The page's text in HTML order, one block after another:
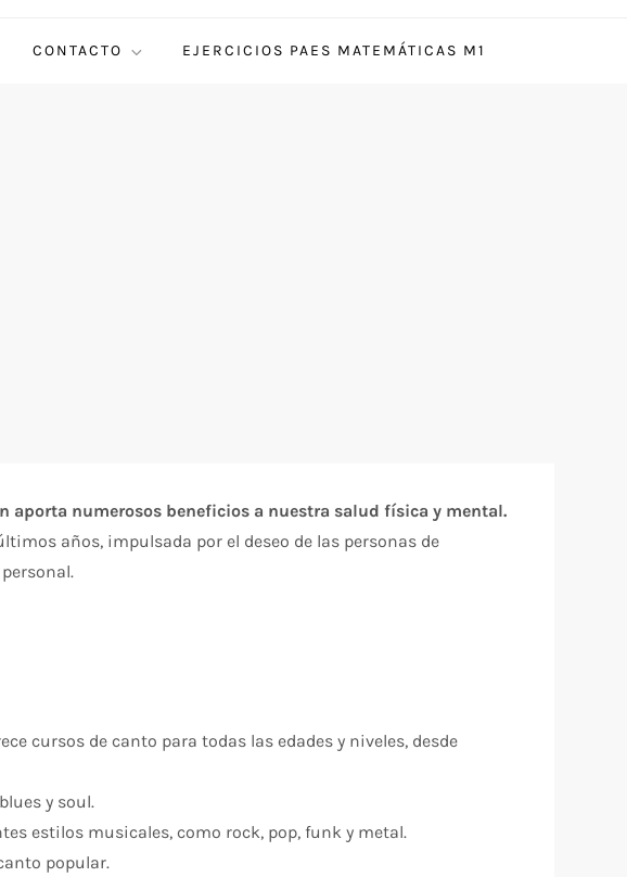
CONTACTO EJERCICIOS PAES MATEMÁTICAS M1
numerosos beneficios a nuestra salud física y mental.
años, impulsada por el deseo de las personas de
cursos de canto para todas las edades y niveles, desde
y soul.
estilos musicales, como rock, pop, funk y metal.
popular.